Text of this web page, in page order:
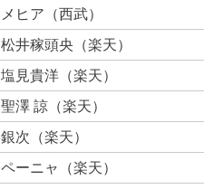
メヒア（西武）
松井稼頭央（楽天）
塩見貴洋（楽天）
聖澤 諒（楽天）
銀次（楽天）
ペーニャ（楽天）